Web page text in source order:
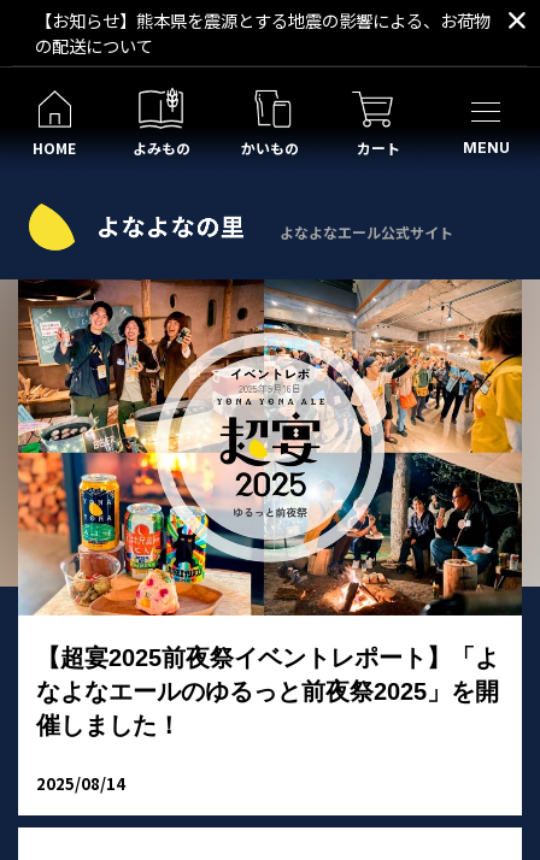
【お知らせ】熊本県を震源とする地震の影響による、お荷物
の配送について
HOME よみもの かいもの カート MENU
よなよなエール公式サイト
【超宴2025前夜祭イベントレポート】「よ
なよなエールのゆるっと前夜祭2025」を開
催しました！
2025/08/14